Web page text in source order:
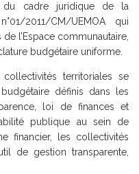
du cadre juridique de la
2011/CM/UEMOA qui
l’Espace communautaire,
budgétaire uniforme.
territoriales se
définis dans les
loi de finances et
publique au sein de
financier, les collectivités
de gestion transparente,